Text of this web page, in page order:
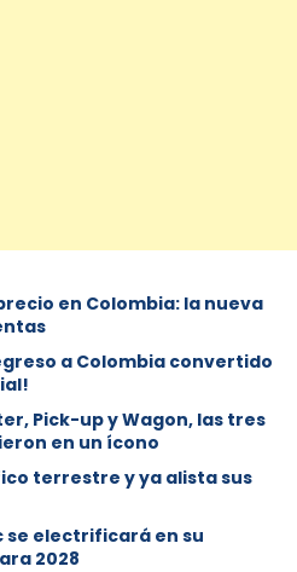
en Colombia: la nueva
a Colombia convertido
Pick-up y Wagon, las tres
en un ícono
terrestre y ya alista sus
se electrificará en su
2028